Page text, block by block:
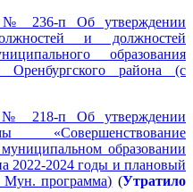
№ 236-п Об утверждении
и должностей
образования
Оренбургского района (с
№ 218-п Об утверждении
«Совершенствование
образовании
2022-2024 годы и плановый
Мун. программа) (Утратило